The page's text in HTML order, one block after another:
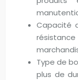
Capacité
Type de
plus de